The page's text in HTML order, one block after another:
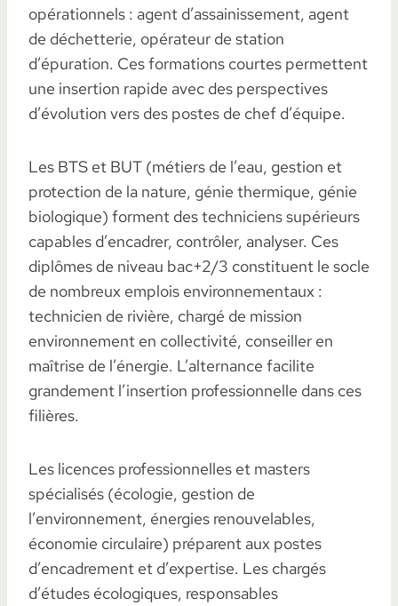
opérationnels : agent d’assainissement, agent
de déchetterie, opérateur de station
d’épuration. Ces formations courtes permettent
une insertion rapide avec des perspectives
d’évolution vers des postes de chef d’équipe.
Les BTS et BUT (métiers de l’eau, gestion et
protection de la nature, génie thermique, génie
biologique) forment des techniciens supérieurs
capables d’encadrer, contrôler, analyser. Ces
diplômes de niveau bac+2/3 constituent le socle
de nombreux emplois environnementaux :
technicien de rivière, chargé de mission
environnement en collectivité, conseiller en
maîtrise de l’énergie. L’alternance facilite
grandement l’insertion professionnelle dans ces
filières.
Les licences professionnelles et masters
spécialisés (écologie, gestion de
l’environnement, énergies renouvelables,
économie circulaire) préparent aux postes
d’encadrement et d’expertise. Les chargés
d’études écologiques, responsables